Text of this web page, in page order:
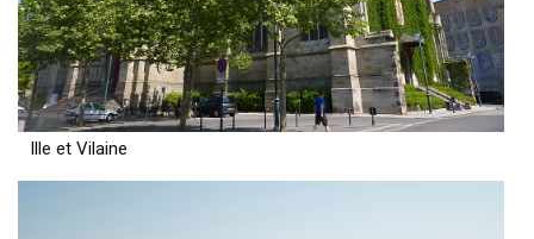
Ille et Vilaine